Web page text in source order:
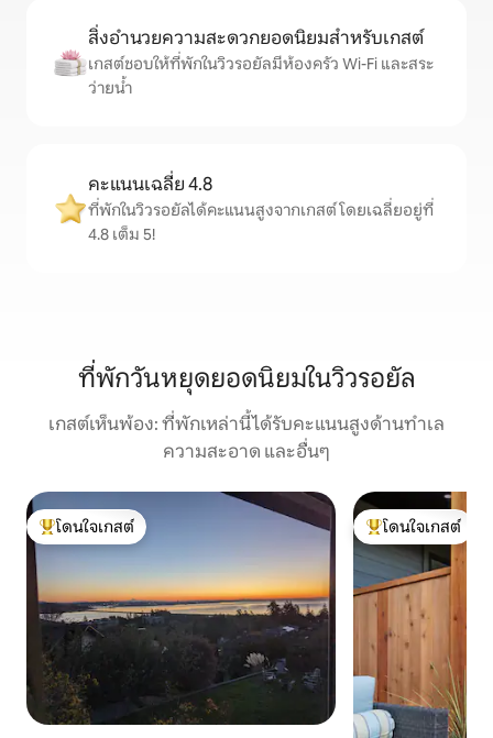
สิ่งอำนวยความสะดวกยอดนิยมสำหรับเกสต์
เกสต์ชอบให้ที่พักในวิวรอยัลมีห้องครัว Wi-Fi และสระ
ว่ายน้ำ
คะแนนเฉลี่ย 4.8
ที่พักในวิวรอยัลได้คะแนนสูงจากเกสต์ โดยเฉลี่ยอยู่ที่
4.8 เต็ม 5!
ที่พักวันหยุดยอดนิยมในวิวรอยัล
เกสต์เห็นพ้อง: ที่พักเหล่านี้ได้รับคะแนนสูงด้านทำเล
ความสะอาด และอื่นๆ
โดนใจเกสต์ที่สุด
โดนใจเกสต์
โดนใจเกสต์ที่สุด
โดนใจเกสต์